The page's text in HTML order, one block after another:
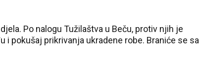
Po nalogu Tužilaštva u Beču, protiv njih je
pokušaj prikrivanja ukradene robe. Braniće se sa